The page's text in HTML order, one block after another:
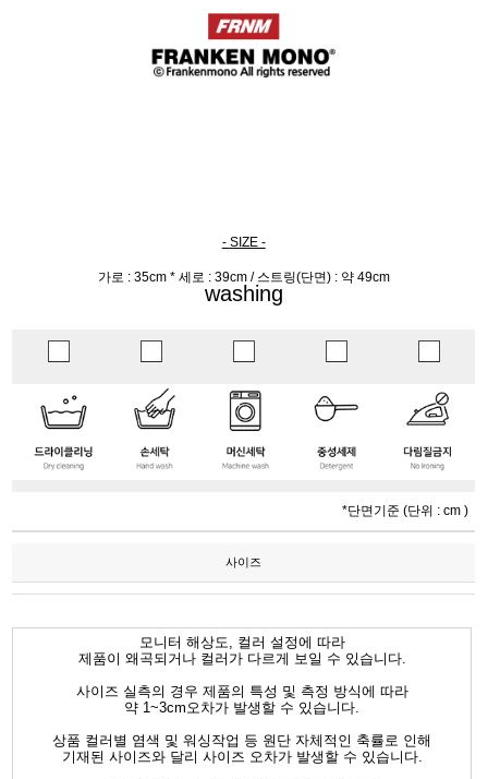
- SIZE -
가로 : 35cm * 세로 : 39cm / 스트링(단면) : 약 49cm
washing
*단면기준 (단위 : cm )
사이즈
모니터 해상도, 컬러 설정에 따라
제품이 왜곡되거나 컬러가 다르게 보일 수 있습니다.
사이즈 실측의 경우 제품의 특성 및 측정 방식에 따라
약 1~3cm오차가 발생할 수 있습니다.
상품 컬러별 염색 및 워싱작업 등 원단 자체적인 축률로 인해
기재된 사이즈와 달리 사이즈 오차가 발생할 수 있습니다.